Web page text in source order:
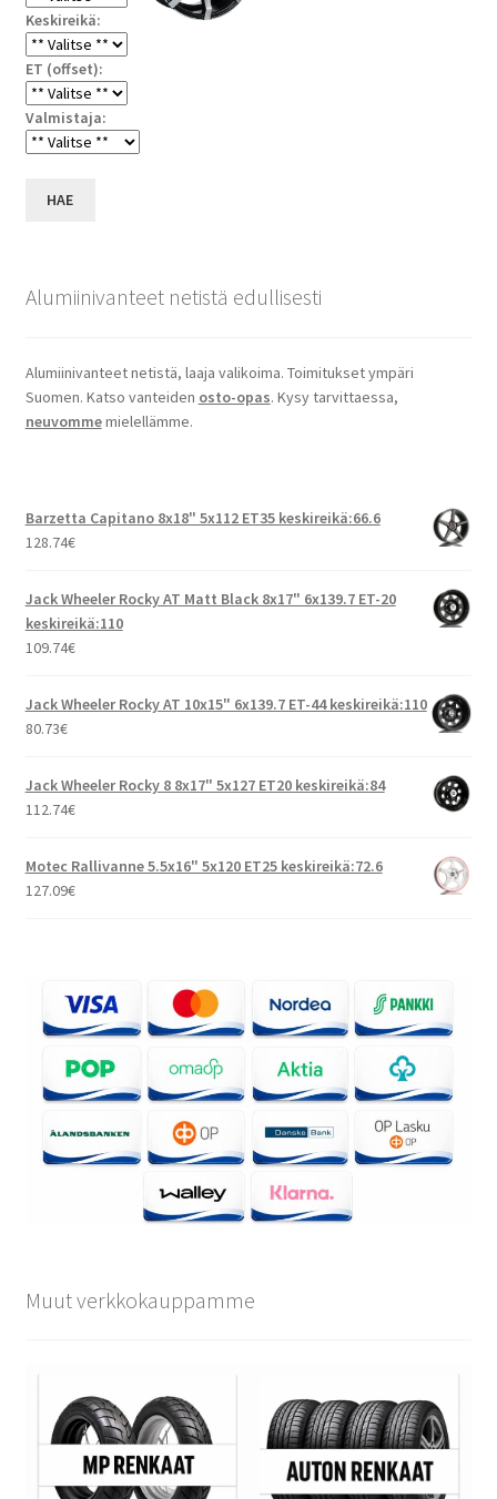
Keskireikä:
ET (offset):
Valmistaja:
HAE
Alumiinivanteet netistä edullisesti
Alumiinivanteet netistä, laaja valikoima. Toimitukset ympäri
Suomen. Katso vanteiden osto-opas. Kysy tarvittaessa,
neuvommemielellämme.
Barzetta Capitano 8x18" 5x112 ET35 keskireikä:66.6
128.74€
Jack Wheeler Rocky AT Matt Black 8x17" 6x139.7 ET-20
keskireikä:110
109.74€
Jack Wheeler Rocky AT 10x15" 6x139.7 ET-44 keskireikä:110
80.73€
Jack Wheeler Rocky 8 8x17" 5x127 ET20 keskireikä:84
112.74€
Motec Rallivanne 5.5x16" 5x120 ET25 keskireikä:72.6
127.09€
Muut verkkokauppamme